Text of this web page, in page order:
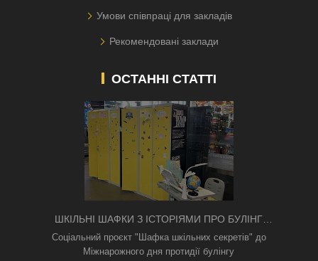
Умови співпраці для закладів
Рекомендовані заклади
ОСТАННІ СТАТТІ
ШКІЛЬНІ ШАФКИ З ІСТОРІЯМИ ПРО БУЛІНГ
З'ЯВИЛИСЯ В КИЄВІ
Соціальний проєкт "Шафка шкільних секретів" до
Міжнарожного дня протидії булінгу